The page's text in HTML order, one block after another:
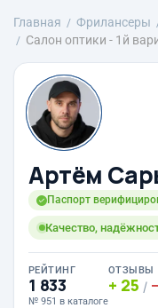
Главная Фрилансеры
Салон оптики - 1й
Артём
Паспорт
Качество,
РЕЙТИНГ
1 833
№ 951 в каталоге
ОТЗЫВЫ
25 /